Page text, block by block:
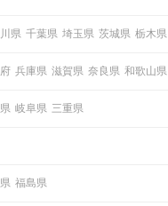
県 千葉県 埼玉県 茨城県 栃木県
兵庫県 滋賀県 奈良県 和歌山県
岐阜県 三重県
福島県